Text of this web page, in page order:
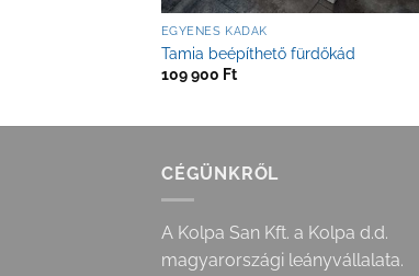
EGYENES KÁDAK
Tamia beépíthető fürdőkád
109 900 Ft
CÉGÜNKRŐL
A Kolpa San Kft. a Kolpa d.d.
magyarországi leányvállalata.